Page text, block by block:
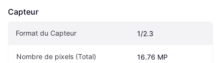
Capteur
Format du Capteur 1/2.3
Nombre de pixels (Total) 16.76 MP